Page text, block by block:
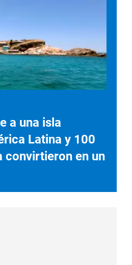
a una isla
Latina y 100
convirtieron en un